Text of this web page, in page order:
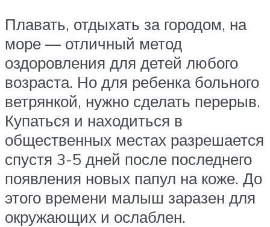
Плавать, отдыхать за городом, на
море — отличный метод
оздоровления для детей любого
возраста. Но для ребенка больного
ветрянкой, нужно сделать перерыв.
Купаться и находиться в
общественных местах разрешается
спустя 3-5 дней после последнего
появления новых папул на коже. До
этого времени малыш заразен для
окружающих и ослаблен.